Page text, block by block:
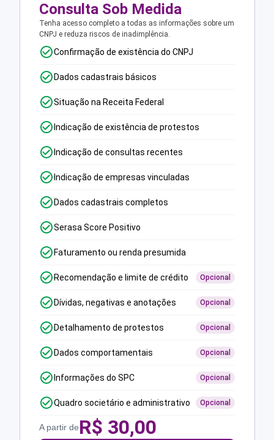
Consulta Sob Medida
Tenha acesso completo a todas as informações sobre um
CNPJ e reduza riscos de inadimplência.
Confirmação de existência do CNPJ
Dados cadastrais básicos
Situação na Receita Federal
Indicação de existência de protestos
Indicação de consultas recentes
Indicação de empresas vinculadas
Dados cadastrais completos
Serasa Score Positivo
Faturamento ou renda presumida
Recomendação e limite de crédito Opcional
Dívidas, negativas e anotações Opcional
Detalhamento de protestos Opcional
Dados comportamentais Opcional
Informações do SPC Opcional
Quadro societário e administrativo Opcional
A partir deR$ 30,00